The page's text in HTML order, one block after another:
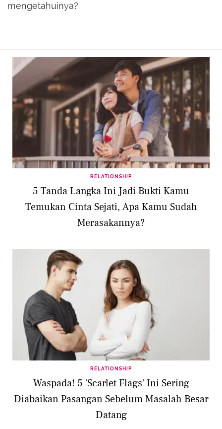
mengetahuinya?
RELATIONSHIP
5 Tanda Langka Ini Jadi Bukti Kamu
Temukan Cinta Sejati, Apa Kamu Sudah
Merasakannya?
RELATIONSHIP
Waspada! 5 'Scarlet Flags' Ini Sering
Diabaikan Pasangan Sebelum Masalah Besar
Datang